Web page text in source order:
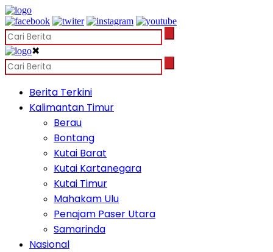
✖
Berita Terkini
Kalimantan Timur
Berau
Bontang
Kutai Barat
Kutai Kartanegara
Kutai Timur
Mahakam Ulu
Penajam Paser Utara
Samarinda
Nasional